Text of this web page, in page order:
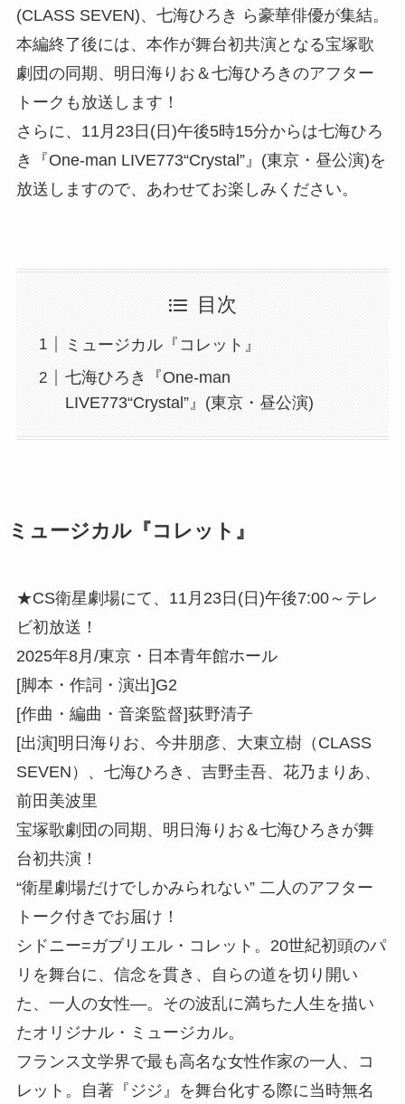
(CLASS SEVEN)、七海ひろき ら豪華俳優が集結。
本編終了後には、本作が舞台初共演となる宝塚歌
劇団の同期、明日海りお＆七海ひろきのアフター
トークも放送します！
さらに、11月23日(日)午後5時15分からは七海ひろ
き『One-man LIVE773“Crystal”』(東京・昼公演)を
放送しますので、あわせてお楽しみください。
目次
ミュージカル『コレット』
七海ひろき『One-man
LIVE773“Crystal”』(東京・昼公演)
ミュージカル『コレット』
★CS衛星劇場にて、11月23日(日)午後7:00～テレ
ビ初放送！
2025年8月/東京・日本青年館ホール
[脚本・作詞・演出]G2
[作曲・編曲・音楽監督]荻野清子
[出演]明日海りお、今井朋彦、大東立樹（CLASS
SEVEN）、七海ひろき、吉野圭吾、花乃まりあ、
前田美波里
宝塚歌劇団の同期、明日海りお＆七海ひろきが舞
台初共演！
“衛星劇場だけでしかみられない” 二人のアフター
トーク付きでお届け！
シドニー=ガブリエル・コレット。20世紀初頭のパ
リを舞台に、信念を貫き、自らの道を切り開い
た、一人の女性―。その波乱に満ちた人生を描い
たオリジナル・ミュージカル。
フランス文学界で最も高名な女性作家の一人、コ
レット。自著『ジジ』を舞台化する際に当時無名